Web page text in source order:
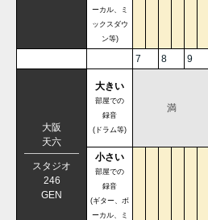
ーカル、ミ
ックスダウ
ン等)
7 8 9
大阪
天六
スタジオ
246
GEN
大きい
部屋での
録音
(ドラム等)
満
小さい
部屋での
録音
(ギター、ボ
ーカル、ミ